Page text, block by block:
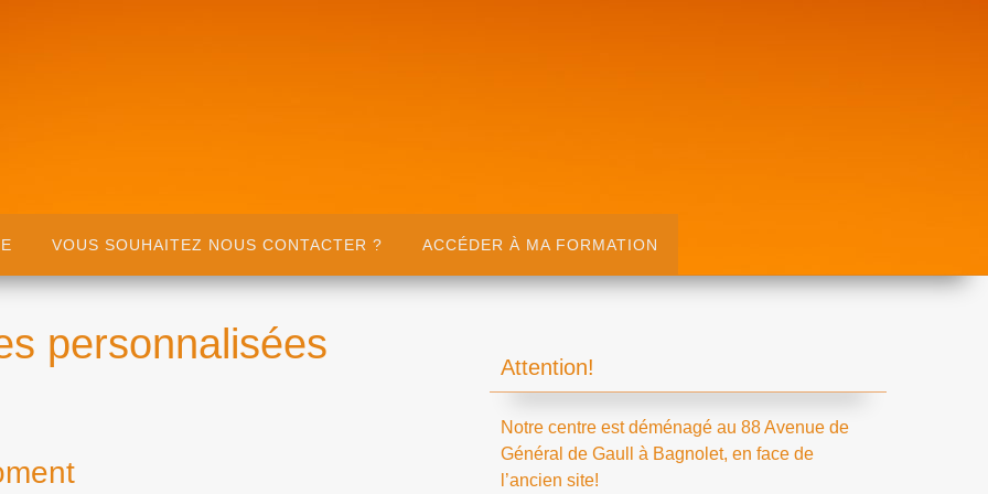
VOUS SOUHAITEZ NOUS CONTACTER ? ACCÉDER À MA FORMATION
personnalisées Attention!
Notre centre est déménagé au 88 Avenue de
Général de Gaull à Bagnolet, en face de
l’ancien site!